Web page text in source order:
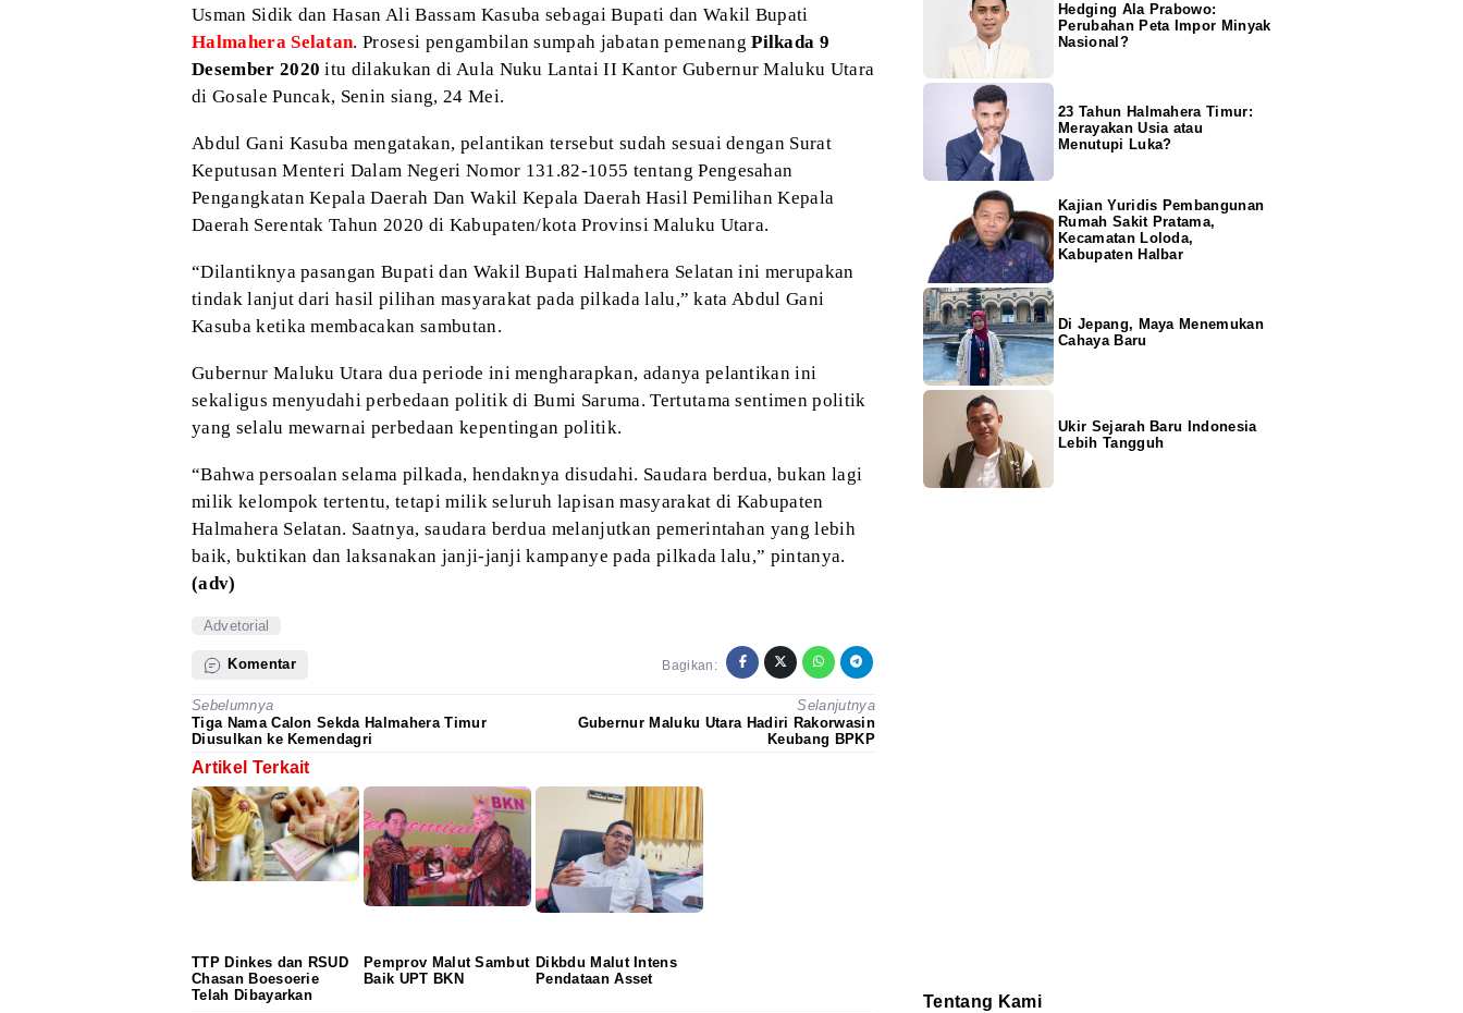
Usman Sidik dan Hasan Ali Bassam Kasuba sebagai Bupati dan Wakil Bupati
Halmahera Selatan. Prosesi pengambilan sumpah jabatan pemenangPilkada 9
Desember 2020 itu dilakukan di Aula Nuku Lantai II Kantor Gubernur Maluku Utara
di Gosale Puncak, Senin siang, 24 Mei.
Abdul Gani Kasuba mengatakan, pelantikan tersebut sudah sesuai dengan Surat
KeputusanMenteri Dalam Negeri Nomor 131.82-1055 tentang Pengesahan
Pengangkatan Kepala Daerah Dan Wakil Kepala Daerah Hasil Pemilihan Kepala
Daerah Serentak Tahun 2020 di Kabupaten/kota Provinsi Maluku Utara.
“Dilantiknyapasangan Bupati dan Wakil Bupati Halmahera Selatan ini merupakan
tindak lanjut dari hasil pilihan masyarakat pada pilkada lalu,” kata Abdul Gani
Kasuba ketika membacakan sambutan.
Gubernur Maluku Utara dua periode ini mengharapkan, adanya pelantikan ini
sekaligus menyudahi perbedaan politik di Bumi Saruma. Tertutama sentimen politik
yang selalu mewarnai perbedaan kepentingan politik.
“Bahwapersoalan selama pilkada, hendaknya disudahi. Saudara berdua, bukan lagi
milik kelompok tertentu, tetapi milik seluruh lapisan masyarakat di Kabupaten
Halmahera Selatan. Saatnya, saudara berdua melanjutkan pemerintahan yang lebih
baik, buktikan dan laksanakan janji-janji kampanye pada pilkada lalu,” pintanya.
(adv)
Advetorial
Komentar Bagikan:
Sebelumnya
Tiga Nama Calon Sekda Halmahera Timur
Diusulkan ke Kemendagri
Selanjutnya
Gubernur Maluku Utara Hadiri Rakorwasin
Keubang BPKP
Artikel Terkait
TTP Dinkes dan RSUD
Chasan Boesoerie
Telah Dibayarkan
Pemprov Malut Sambut
Baik UPT BKN
Dikbdu Malut Intens
Pendataan Asset
Hedging Ala Prabowo:
Perubahan Peta Impor Minyak
Nasional?
23 Tahun Halmahera Timur:
Merayakan Usia atau
Menutupi Luka?
Kajian Yuridis Pembangunan
Rumah Sakit Pratama,
Kecamatan Loloda,
Kabupaten Halbar
Di Jepang, Maya Menemukan
Cahaya Baru
Ukir Sejarah Baru Indonesia
Lebih Tangguh
Tentang Kami